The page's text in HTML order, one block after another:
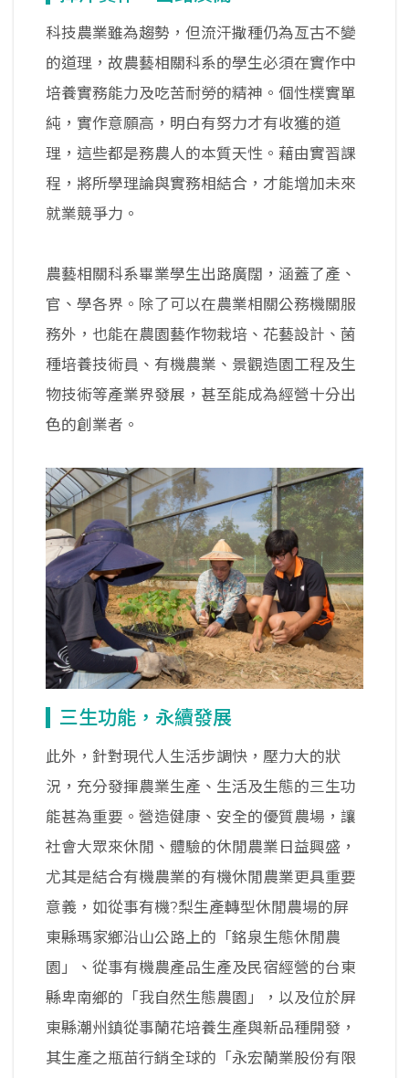
科技農業雖為趨勢，但流汗撒種仍為亙古不變
的道理，故農藝相關科系的學生必須在實作中
培養實務能力及吃苦耐勞的精神。個性樸實單
純，實作意願高，明白有努力才有收獲的道
理，這些都是務農人的本質天性。藉由實習課
程，將所學理論與實務相結合，才能增加未來
就業競爭力。
農藝相關科系畢業學生出路廣闊，涵蓋了產、
官、學各界。除了可以在農業相關公務機關服
務外，也能在農園藝作物栽培、花藝設計、菌
種培養技術員、有機農業、景觀造園工程及生
物技術等產業界發展，甚至能成為經營十分出
色的創業者。
三生功能，永續發展
此外，針對現代人生活步調快，壓力大的狀
況，充分發揮農業生產、生活及生態的三生功
能甚為重要。營造健康、安全的優質農場，讓
社會大眾來休閒、體驗的休閒農業日益興盛，
尤其是結合有機農業的有機休閒農業更具重要
意義，如從事有機?梨生產轉型休閒農場的屏
東縣瑪家鄉沿山公路上的「銘泉生態休閒農
園」、從事有機農產品生產及民宿經營的台東
縣卑南鄉的「我自然生態農園」，以及位於屏
東縣潮州鎮從事蘭花培養生產與新品種開發，
其生產之瓶苗行銷全球的「永宏蘭業股份有限